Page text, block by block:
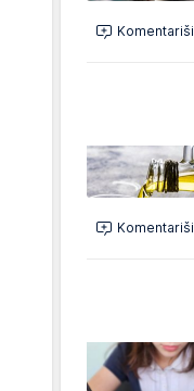
Komentariši
Komentariši